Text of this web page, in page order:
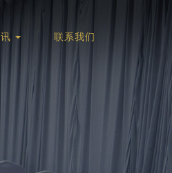
联系我们